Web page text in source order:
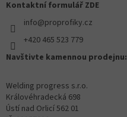
Kontaktní formulář ZDE
info@proprofiky.cz
+420 465 523 779
Navštivte kamennou prodejnu:
Welding progress s.r.o.
Královéhradecká 698
Ústí nad Orlicí 562 01